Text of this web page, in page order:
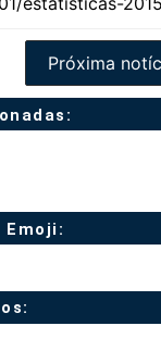
Próxima
Emoji: